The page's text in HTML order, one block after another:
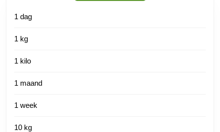
1 dag
1 kg
1 kilo
1 maand
1 week
10 kg